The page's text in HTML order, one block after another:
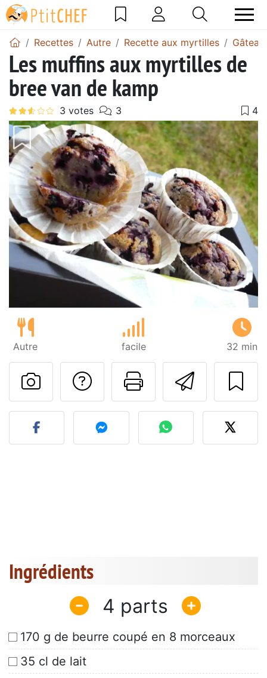
Recettes Autre Recette aux myrtilles
Les muffins aux myrtilles de
bree van de kamp
Autre facile 32 min
Imprimer
Poser une
Publier votre photo de
Ingrédients
4
170 g de beurre coupé en 8 morceaux
35 cl de lait